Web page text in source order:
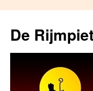
content
De